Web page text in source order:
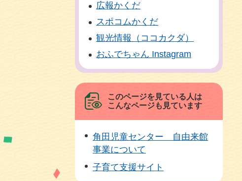
広報かくだ
スポコムかくだ
観光情報（ココカクダ）
おふでちゃん Instagram
このページを見ている人は
こんなページも見ています
角田児童センター 自由来館
事業について
子育て支援サイト